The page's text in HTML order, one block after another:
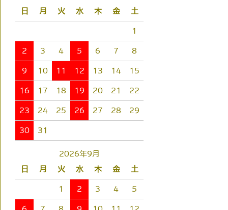
日
月 火 水 木 金 土
1
2 3 4 5 6 7 8
9 10 11 12 13 14 15
16 17 18 19 20 21 22
23 24 25 26 27 28 29
30 31
2026年9月
日
月 火 水 木 金 土
1 2 3 4 5